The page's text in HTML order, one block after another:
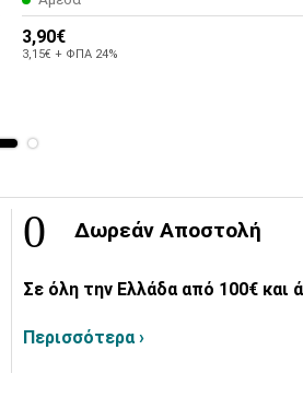
3,90€
3,15€ + ΦΠΑ 24%
Δωρεάν Αποστολή
Σε όλη την Ελλάδα από 100€ και
Περισσότερα ›